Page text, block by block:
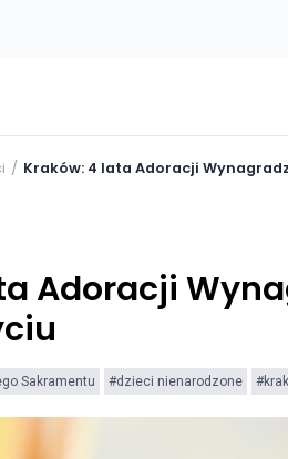
Kraków: 4 lata Adoracji
Adoracji
Sakramentu #dzieci nienarodzone